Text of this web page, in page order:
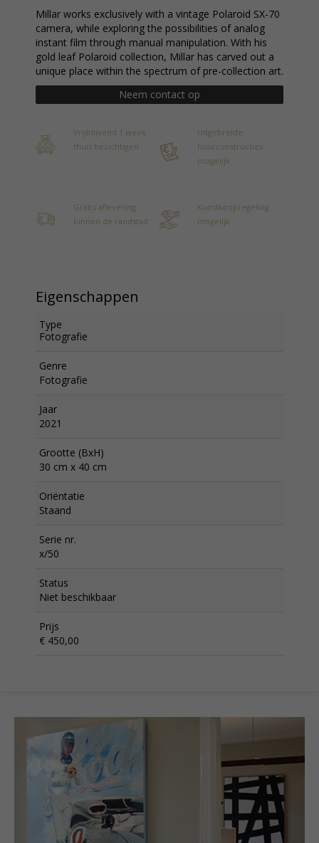
Millar works exclusively with a vintage Polaroid SX-70
camera, while exploring the possibilities of analog
instant film through manual manipulation. With his
gold leaf Polaroid collection, Millar has carved out a
unique place within the spectrum of pre-collection art.
Neem contact op
Vrijblijvend 1 week
thuis bezichtigen
Uitgebreide
huurconstructies
mogelijk
Gratis aflevering
binnen de randstad
Kunstkoopregeling
mogelijk
Eigenschappen
Type
Fotografie
Genre
Fotografie
Jaar
2021
Grootte (BxH)
30 cm x 40 cm
Oriëntatie
Staand
Serie nr.
x/50
Status
Niet beschikbaar
Prijs
€ 450,00